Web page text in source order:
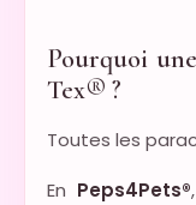
Pourquoi
Tex® ?
Toutes les
En Peps4Pets®